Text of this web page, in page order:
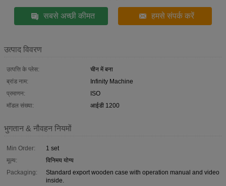
सबसे अच्छी कीमत हमसे संपर्क करें
उत्पाद विवरण
उत्पत्ति के प्लेस:
चीन में बना
ब्रांड नाम:
Infinity Machine
प्रमाणन:
ISO
मॉडल संख्या:
आईडी 1200
भुगतान & नौवहन नियमों
Min Order:
1 set
मूल्य:
विनिमय योग्य
Packaging:
Standard export wooden case with operation manual and video
inside.